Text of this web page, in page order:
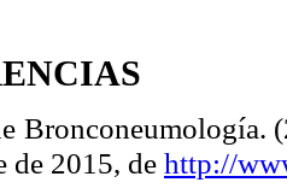
Bronconeumología.
de 2015, de http://